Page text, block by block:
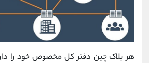
هر بلاک چین دفتر کل مخصوص خود را